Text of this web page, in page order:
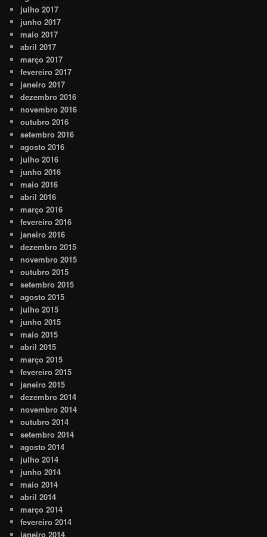
julho 2017
junho 2017
maio 2017
abril 2017
março 2017
fevereiro 2017
janeiro 2017
dezembro 2016
novembro 2016
outubro 2016
setembro 2016
agosto 2016
julho 2016
junho 2016
maio 2016
abril 2016
março 2016
fevereiro 2016
janeiro 2016
dezembro 2015
novembro 2015
outubro 2015
setembro 2015
agosto 2015
julho 2015
junho 2015
maio 2015
abril 2015
março 2015
fevereiro 2015
janeiro 2015
dezembro 2014
novembro 2014
outubro 2014
setembro 2014
agosto 2014
julho 2014
junho 2014
maio 2014
abril 2014
março 2014
fevereiro 2014
janeiro 2014